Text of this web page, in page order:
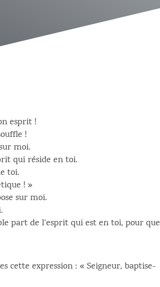
esprit !
!
moi.
qui réside en toi.
toi.
! »
sur moi.
part de l’esprit qui est en toi, pour que
cette expression : « Seigneur, baptise-